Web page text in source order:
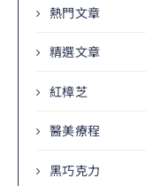
熱門文章
精選文章
紅樟芝
醫美療程
黑巧克力